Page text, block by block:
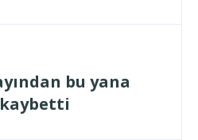
bu yana